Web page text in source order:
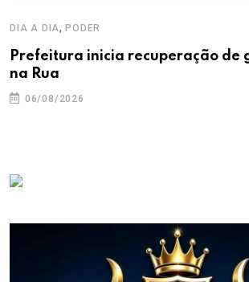
DIA A DIA,PODER
Prefeitura inicia recuperação de
na Rua
06/08/2026